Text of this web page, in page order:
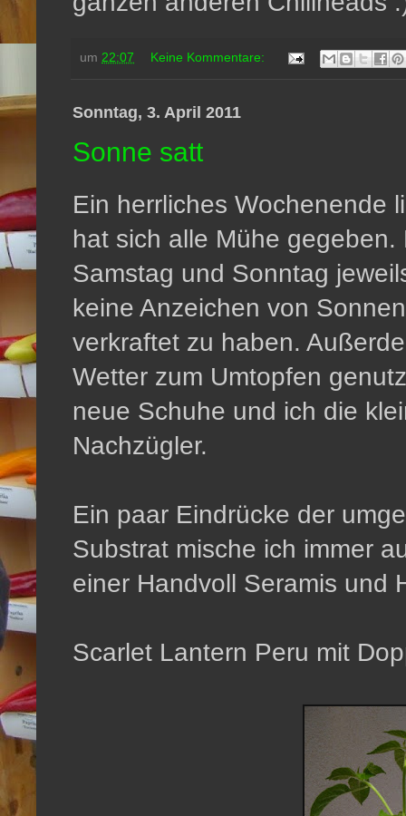
um 22:07 Keine Kommentare:
Sonntag, 3. April 2011
Sonne satt
Ein herrliches Wochenende
hat sich alle Mühe
Samstag und Sonntag
keine Anzeichen von
verkraftet zu haben.
Wetter zum Umtopfen
neue Schuhe und ich die
Nachzügler.
Ein paar Eindrücke der
Substrat mische ich immer
einer Handvoll Seramis und
Scarlet Lantern Peru mit